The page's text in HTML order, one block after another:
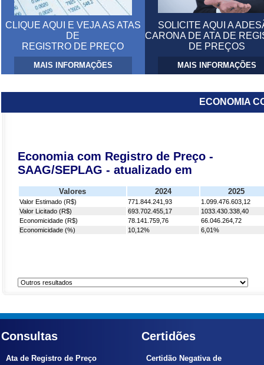
CLIQUE AQUI E VEJA AS ATAS
DE
REGISTRO DE PREÇO
SOLICITE AQUI A
CARONA DE ATA DE
DE PREÇOS
MAIS INFORMAÇÕES MAIS INFORMAÇÕES
ECONOMIA
Economia com Registro de Preço -
SAAG/SEPLAG - atualizado em
Valores 2024 2025
Valor Estimado (R$) 771.844.241,93
1.099.476.603,12
Valor Licitado (R$)
693.702.455,17
1033.430.338,40
Economicidade (R$)
78.141.759,76
66.046.264,72
Economicidade (%)
10,12% 6,01%
Consultas
Ata de Registro de Preço
Certidões
Certidão Negativa de